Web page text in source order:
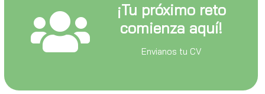
¡Tu próximo reto
comienza aquí!
Envianos tu CV